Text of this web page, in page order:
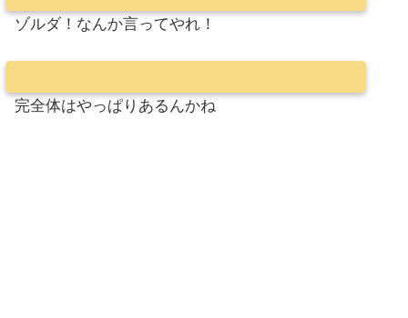
ゾルダ！なんか言ってやれ！
完全体はやっぱりあるんかね